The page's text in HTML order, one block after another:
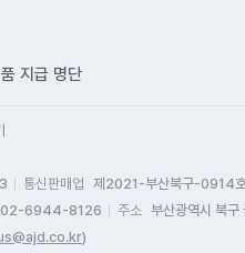
지급 명단
통신판매업
제2021-부산북구-0914
02-6944-8126 주소 부산광역시 북
)